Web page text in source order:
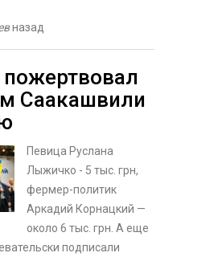
назад
Саакашвили
Певица Руслана
Лыжичко - 5 тыс. грн,
фермер-политик
Аркадий Корнацкий —
около 6 тыс. грн. А еще
подписали